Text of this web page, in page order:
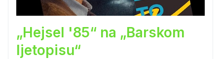
„Hejsel '85“ na „Barskom
ljetopisu“